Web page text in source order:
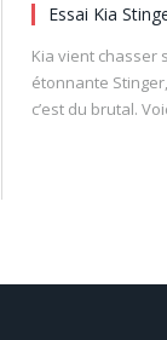
Essai Kia
Kia vient chasser
étonnante
c’est du brutal.